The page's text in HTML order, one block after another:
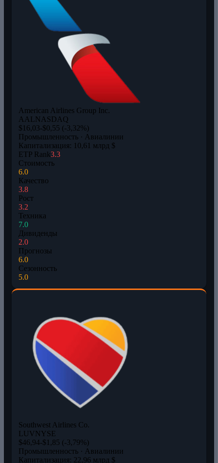
American Airlines Group Inc.
AALNASDAQ
$16,03-$0,55 (-3,32%)
Промышленность · Авиалинии
Капитализация: 10,61 млрд $
ETP Rank3.3
Стоимость
6.0
Качество
3.8
Рост
3.2
Техника
7.0
Дивиденды
2.0
Прогнозы
6.0
Сезонность
5.0
Southwest Airlines Co.
LUVNYSE
$46,94-$1,85 (-3,79%)
Промышленность · Авиалинии
Капитализация: 22,96 млрд $